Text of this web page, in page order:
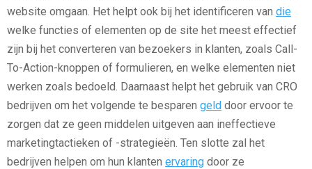
website omgaan. Het helpt ook bij het identificeren van die
welke functies of elementen op de site het meest effectief
zijn bij het converteren van bezoekers in klanten, zoals Call-
To-Action-knoppen of formulieren, en welke elementen niet
werken zoals bedoeld. Daarnaast helpt het gebruik van CRO
bedrijven om het volgende te besparen geld door ervoor te
zorgen dat ze geen middelen uitgeven aan ineffectieve
marketingtactieken of -strategieën. Ten slotte zal het
bedrijven helpen om hun klanten ervaring door ze